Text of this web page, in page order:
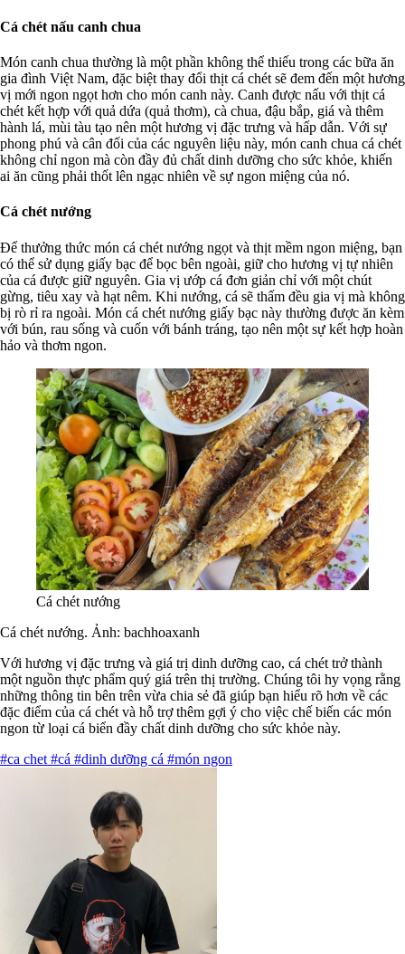
Cá chét nấu canh chua
Món canh chua thường là một phần không thể thiếu trong các bữa ăn
gia đình Việt Nam, đặc biệt thay đổi thịt cá chét sẽ đem đến một hương
vị mới ngon ngọt hơn cho món canh này. Canh được nấu với thịt cá
chét kết hợp với quả dứa (quả thơm), cà chua, đậu bắp, giá và thêm
hành lá, mùi tàu tạo nên một hương vị đặc trưng và hấp dẫn. Với sự
phong phú và cân đối của các nguyên liệu này, món canh chua cá chét
không chỉ ngon mà còn đầy đủ chất dinh dưỡng cho sức khỏe, khiến
ai ăn cũng phải thốt lên ngạc nhiên về sự ngon miệng của nó.
Cá chét nướng
Để thưởng thức món cá chét nướng ngọt và thịt mềm ngon miệng, bạn
có thể sử dụng giấy bạc để bọc bên ngoài, giữ cho hương vị tự nhiên
của cá được giữ nguyên. Gia vị ướp cá đơn giản chỉ với một chút
gừng, tiêu xay và hạt nêm. Khi nướng, cá sẽ thấm đều gia vị mà không
bị rò rỉ ra ngoài. Món cá chét nướng giấy bạc này thường được ăn kèm
với bún, rau sống và cuốn với bánh tráng, tạo nên một sự kết hợp hoàn
hảo và thơm ngon.
Cá chét nướng
Cá chét nướng. Ảnh: bachhoaxanh
Với hương vị đặc trưng và giá trị dinh dưỡng cao, cá chét trở thành
một nguồn thực phẩm quý giá trên thị trường. Chúng tôi hy vọng rằng
những thông tin bên trên vừa chia sẻ đã giúp bạn hiểu rõ hơn về các
đặc điểm của cá chét và hỗ trợ thêm gợi ý cho việc chế biến các món
ngon từ loại cá biển đầy chất dinh dưỡng cho sức khỏe này.
#ca chet #cá #dinh dưỡng cá #món ngon